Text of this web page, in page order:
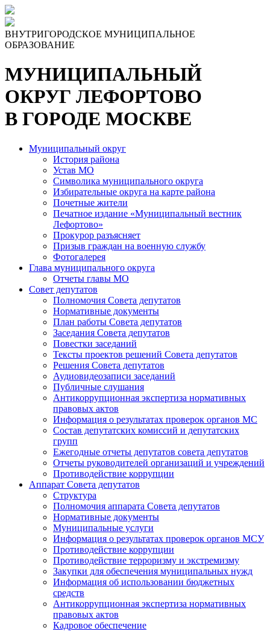
Skip
to
the
content
ВНУТРИГОРОДСКОЕ МУНИЦИПАЛЬНОЕ
ОБРАЗОВАНИЕ
МУНИЦИПАЛЬНЫЙ
ОКРУГ ЛЕФОРТОВО
В ГОРОДЕ МОСКВЕ
Муниципальный округ
История района
Устав МО
Символика муниципального округа
Избирательные округа на карте района
Почетные жители
Печатное издание «Муниципальный вестник
Лефортово»
Прокурор разъясняет
Призыв граждан на военную службу
Фотогалерея
Глава муниципального округа
Отчеты главы МО
Совет депутатов
Полномочия Совета депутатов
Нормативные документы
План работы Совета депутатов
Заседания Cовета депутатов
Повестки заседаний
Тексты проектов решений Совета депутатов
Решения Совета депутатов
Аудиовидеозаписи заседаний
Публичные слушания
Антикоррупционная экспертиза нормативных
правовых актов
Информация о результатах проверок органов МС
Состав депутатских комиссий и депутатских
групп
Ежегодные отчеты депутатов совета депутатов
Отчеты руководителей организаций и учреждений
Противодействие коррупции
Аппарат Совета депутатов
Структура
Полномочия аппарата Совета депутатов
Нормативные документы
Муниципальные услуги
Информация о результатах проверок органов МСУ
Противодействие коррупции
Противодействие терроризму и экстремизму
Закупки для обеспечения муниципальных нужд
Информация об использовании бюджетных
средств
Антикоррупционная экспертиза нормативных
правовых актов
Кадровое обеспечение